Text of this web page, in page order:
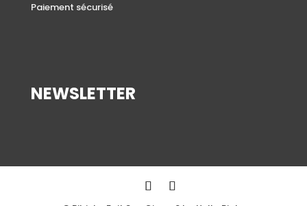
Paiement sécurisé
NEWSLETTER